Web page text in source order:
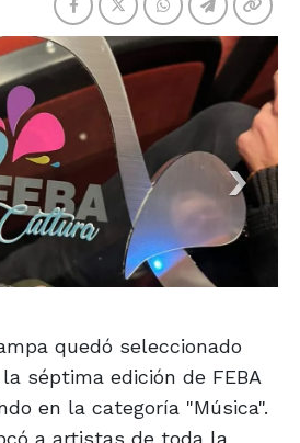
quedó seleccionado
séptima edición de FEBA
en la categoría "Música".